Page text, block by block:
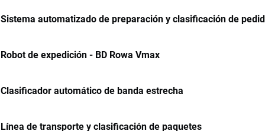
Sistema automatizado de preparación y clasificación de
Robot de expedición - BD Rowa Vmax
Clasificador automático de banda estrecha
Línea de transporte y clasificación de paquetes